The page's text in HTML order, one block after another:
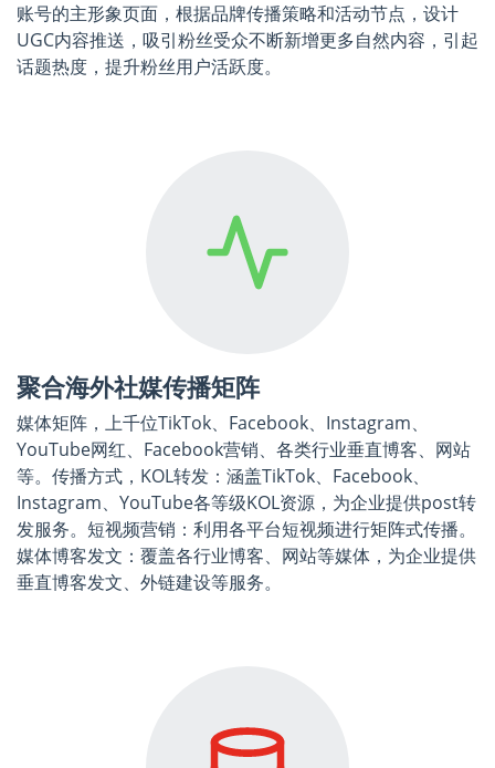
账号的主形象页面，根据品牌传播策略和活动节点，设计
UGC内容推送，吸引粉丝受众不断新增更多自然内容，引起
话题热度，提升粉丝用户活跃度。
聚合海外社媒传播矩阵
媒体矩阵，上千位TikTok、Facebook、Instagram、
YouTube网红、Facebook营销、各类行业垂直博客、网站
等。传播方式，KOL转发：涵盖TikTok、Facebook、
Instagram、YouTube各等级KOL资源，为企业提供post转
发服务。短视频营销：利用各平台短视频进行矩阵式传播。
媒体博客发文：覆盖各行业博客、网站等媒体，为企业提供
垂直博客发文、外链建设等服务。